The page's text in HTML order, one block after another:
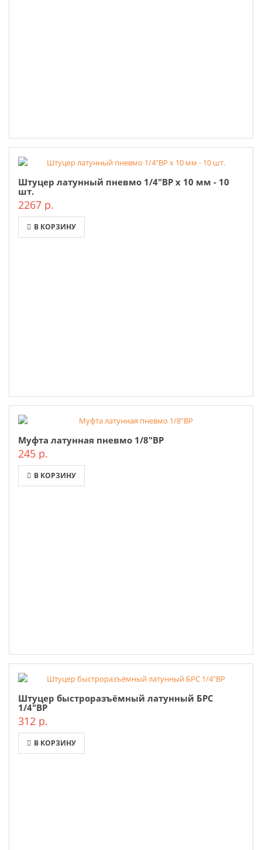
Штуцер латунный пневмо 1/4"ВР х 10 мм - 10
шт.
2267 р.
В КОРЗИНУ
Муфта латунная пневмо 1/8"ВР
245 р.
В КОРЗИНУ
Штуцер быстроразъёмный латунный БРС
1/4"ВР
312 р.
В КОРЗИНУ